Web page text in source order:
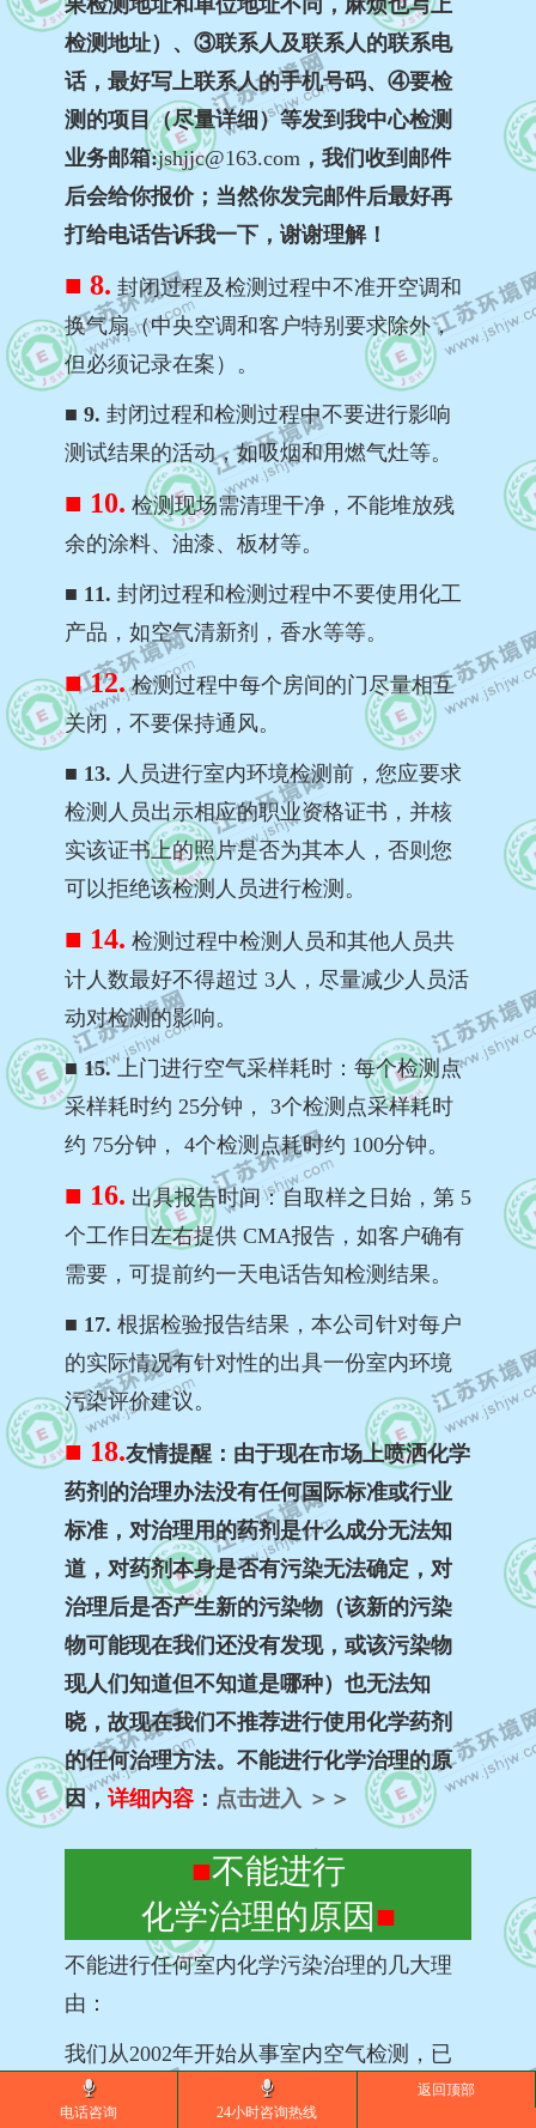
果检测地址和单位地址不同，麻烦也写上
检测地址）、③联系人及联系人的联系电
话，最好写上联系人的手机号码、④要检
测的项目（尽量详细）等发到我中心检测
业务邮箱:jshjjc@163.com ，我们收到邮件
后会给你报价；当然你发完邮件后最好再
打给电话告诉我一下，谢谢理解！
■ 8. 封闭过程及检测过程中不准开空调和
换气扇（中央空调和客户特别要求除外，
但必须记录在案）。
■ 9. 封闭过程和检测过程中不要进行影响
测试结果的活动，如吸烟和用燃气灶等。
■ 10. 检测现场需清理干净，不能堆放残
余的涂料、油漆、板材等。
■ 11. 封闭过程和检测过程中不要使用化工
产品，如空气清新剂，香水等等。
■ 12.检测过程中每个房间的门尽量相互
关闭，不要保持通风。
■ 13. 人员进行室内环境检测前，您应要求
检测人员出示相应的职业资格证书，并核
实该证书上的照片是否为其本人，否则您
可以拒绝该检测人员进行检测。
■ 14. 检测过程中检测人员和其他人员共
计人数最好不得超过 3人，尽量减少人员活
动对检测的影响。
■ 15.上门进行空气采样耗时：每个检测点
采样耗时约 25分钟， 3个检测点采样耗时
约 75分钟， 4个检测点耗时约 100分钟。
■ 16. 出具报告时间：自取样之日始，第 5
个工作日左右提供 CMA报告，如客户确有
需要，可提前约一天电话告知检测结果。
■ 17. 根据检验报告结果，本公司针对每户
的实际情况有针对性的出具一份室内环境
污染评价建议。
■ 18.友情提醒：由于现在市场上喷洒化学
药剂的治理办法没有任何国际标准或行业
标准，对治理用的药剂是什么成分无法知
道，对药剂本身是否有污染无法确定，对
治理后是否产生新的污染物（该新的污染
物可能现在我们还没有发现，或该污染物
现人们知道但不知道是哪种）也无法知
晓， 故现在我们不推荐进行使用化学药剂
的任何治理方法。不能进行化学治理的原
因， 详细 内容 ： 点击进入 ＞＞
■不能进行
化学治理的原因■
不能进行任何室内化学污染治理的几大理
由：
我们从2002年开始从事室内空气检测，已
经有十几年了，这十几年中我们一直留意
电话咨询 24小时咨询热线
返回顶部